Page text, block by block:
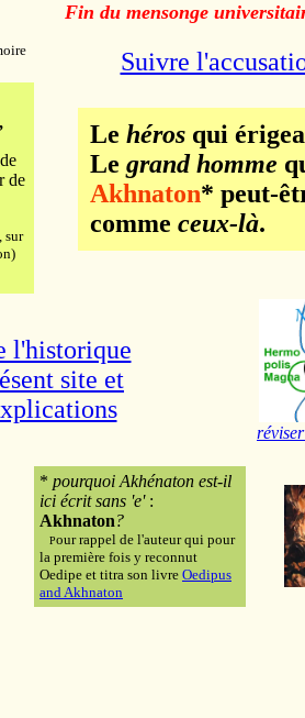
Fin du mensonge
Suivre
de
sur
Le héros qui
Le grand homme
Akhnaton* peut-
comme ceux-là.
l'historique
site et
* pourquoi Akhénaton est-il
ici écrit sans 'e':
Akhnaton?
Pour rappel de l'auteur qui pour
la première fois y reconnut
Oedipe et titra son livre Oedipus
and Akhnaton